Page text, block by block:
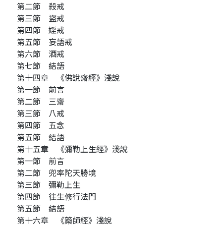
第二節 殺戒
第三節 盜戒
第四節 婬戒
第五節 妄語戒
第六節 酒戒
第七節 結語
第十四章 《佛說齋經》淺說
第一節 前言
第二節 三齋
第三節 八戒
第四節 五念
第五節 結語
第十五章 《彌勒上生經》淺說
第一節 前言
第二節 兜率陀天勝境
第三節 彌勒上生
第四節 往生修行法門
第五節 結語
第十六章 《藥師經》淺說